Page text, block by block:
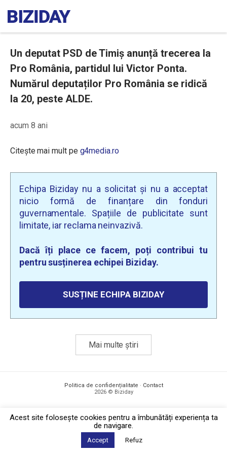
Un deputat PSD de Timiș anunță trecerea la
Pro România, partidul lui Victor Ponta.
Numărul deputaților Pro România se ridică
la 20, peste ALDE.
acum 8 ani
Citește mai mult pe g4media.ro
Echipa Biziday nu a solicitat și nu a acceptat
nicio formă de finanțare din fonduri
guvernamentale. Spațiile de publicitate sunt
limitate, iar reclama neinvazivă.
Dacă îți place ce facem, poți contribui tu
pentru susținerea echipei Biziday.
SUSȚINE ECHIPA BIZIDAY
Mai multe știri
Politica de confidențialitate · Contact
2026 © Biziday
Acest site foloseşte cookies pentru a îmbunătăți experiența ta
de navigare.
Accept Refuz